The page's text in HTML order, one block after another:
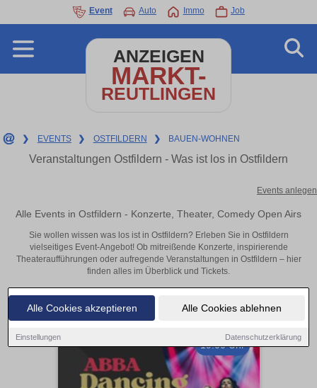
Alle Cookies akzeptieren Alle Cookies ablehnen
Einstellungen Datenschutzerklärung
Event Auto Immo Job
ANZEIGEN
MARKT-
REUTLINGEN
❯ EVENTS ❯ OSTFILDERN ❯ BAUEN-WOHNEN
Veranstaltungen Ostfildern - Was ist los in Ostfildern
Events anlegen
Alle Events in Ostfildern - Konzerte, Theater, Comedy Open Airs
Sie wollen wissen was los ist in Ostfildern? Erleben Sie in Ostfildern
vielseitiges Event-Angebot! Ob mitreißende Konzerte, inspirierende
Theateraufführungen oder aufregende Veranstaltungen in Ostfildern – hier
finden alles im Überblick und Tickets.
19:00 Uhr